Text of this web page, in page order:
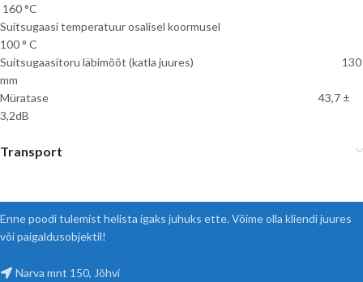
160 °C
Suitsugaasi temperatuur osalisel koormusel
100 ° C
Suitsugaasitoru läbimõõt (katla juures) 130
mm
Müratase 43,7 ±
3,2dB
Transport
Enne poodi tulemist helista igaks juhuks ette. Võime olla kliendi juures
või paigaldusobjektil!
Narva mnt 150, Jõhvi